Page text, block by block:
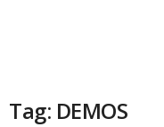
Tag: DEMOS